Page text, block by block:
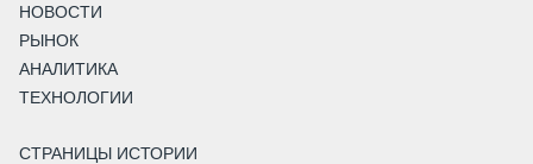
НОВОСТИ
РЫНОК
АНАЛИТИКА
ТЕХНОЛОГИИ
СТРАНИЦЫ ИСТОРИИ